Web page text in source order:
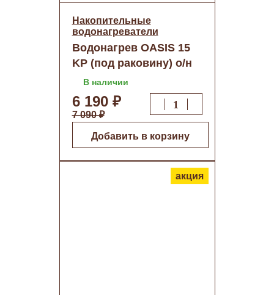
Накопительные
водонагреватели
Водонагрев OASIS 15
KP (под раковину) о/н
(п/к)
В наличии
6 190 ₽
7 090 ₽
Добавить в корзину
акция